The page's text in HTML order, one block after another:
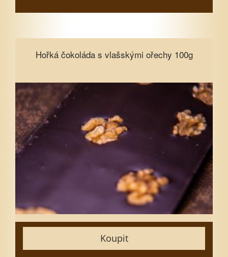
Hořká čokoláda s vlašskými ořechy 100g
Koupit
Hořká čokoláda s vlašskými ořechy
1
3
Zavřít
Vložit do košíku